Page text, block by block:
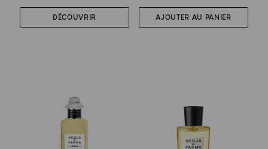
DÉCOUVRIR AJOUTER AU PANIER